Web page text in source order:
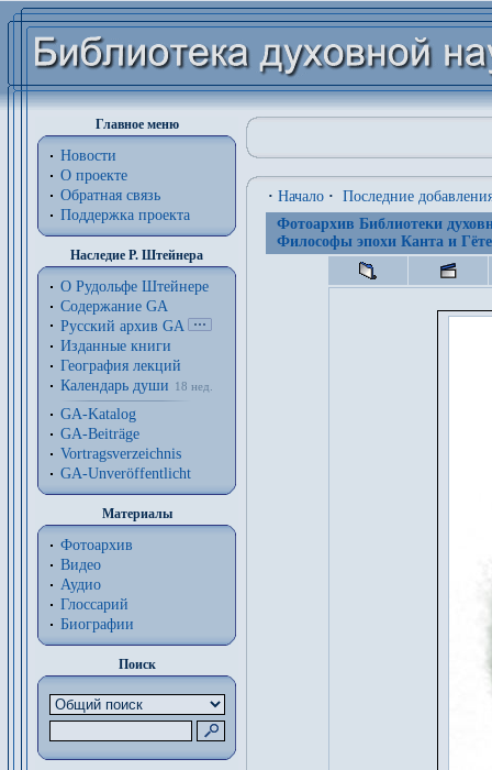
Главное меню
Новости
О проекте
Обратная связь
Поддержка проекта
Наследие Р. Штейнера
О Рудольфе Штейнере
Содержание GA
Русский архив GA
Изданные книги
География лекций
Календарь души
18 нед.
GA-Katalog
GA-Beiträge
Vortragsverzeichnis
GA-Unveröffentlicht
Материалы
Фотоархив
Видео
Аудио
Глоссарий
Биографии
Поиск
· Начало · Последние
Фотоархив Библиотеки
Философы эпохи Канта и Гёте